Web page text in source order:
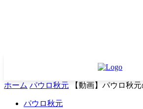
ホーム パウロ秋元 【動画】パウロ秋
パウロ秋元